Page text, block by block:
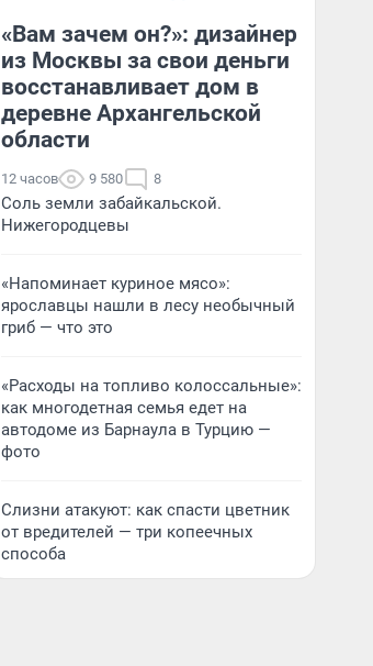
«Вам зачем он?»: дизайнер
из Москвы за свои деньги
восстанавливает дом в
деревне Архангельской
области
12 часов 9 580 8
Соль земли забайкальской.
Нижегородцевы
«Напоминает куриное мясо»:
ярославцы нашли в лесу необычный
гриб — что это
«Расходы на топливо колоссальные»:
как многодетная семья едет на
автодоме из Барнаула в Турцию —
фото
Слизни атакуют: как спасти цветник
от вредителей — три копеечных
способа